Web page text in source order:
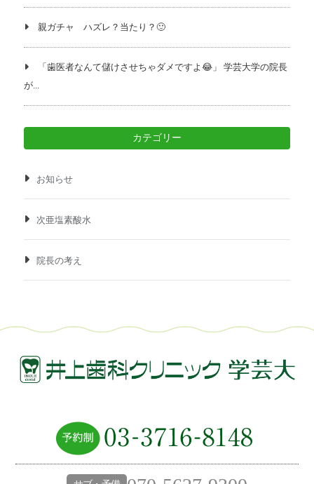
親ガチャ ハズレ？当たり？🙂
「歯医者なんて儲けさせちゃダメですよ😂」 学芸大学の院長
が...
カテゴリー
お知らせ
次亜塩素酸水
院長の考え